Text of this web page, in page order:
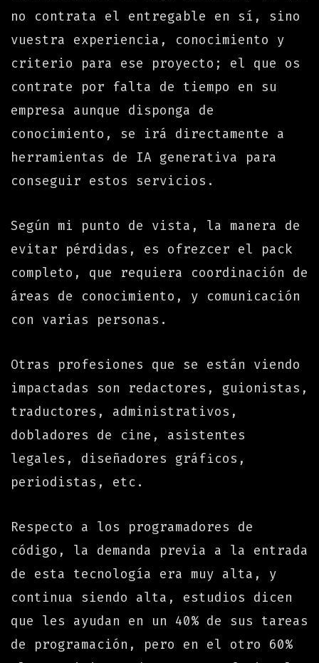
no contrata el entregable en sí, sino
vuestra experiencia, conocimiento y
criterio para ese proyecto; el que os
contrate por falta de tiempo en su
empresa aunque disponga de
conocimiento, se irá directamente a
herramientas de IA generativa para
conseguir estos servicios.
Según mi punto de vista, la manera de
evitar pérdidas, es ofrezcer el pack
completo, que requiera coordinación de
áreas de conocimiento, y comunicación
con varias personas.
Otras profesiones que se están viendo
impactadas son redactores, guionistas,
traductores, administrativos,
dobladores de cine, asistentes
legales, diseñadores gráficos,
periodistas, etc.
Respecto a los programadores de
código, la demanda previa a la entrada
de esta tecnología era muy alta, y
continua siendo alta, estudios dicen
que les ayudan en un 40% de sus tareas
de programación, pero en el otro 60%